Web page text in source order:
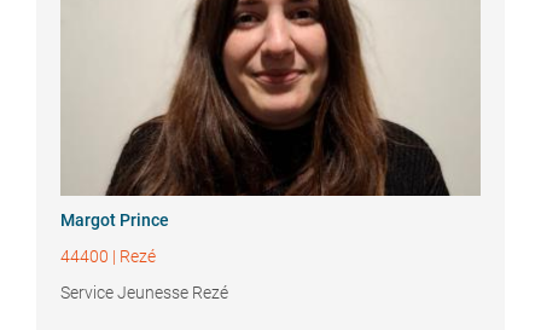
Margot Prince
44400 | Rezé
Service Jeunesse Rezé